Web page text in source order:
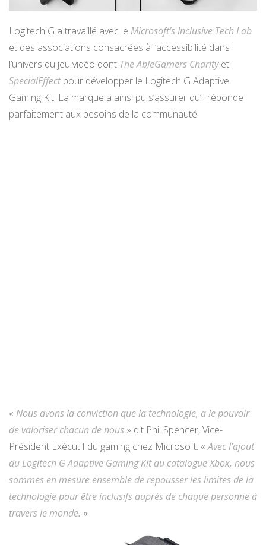
Logitech G a travaillé avec le Microsoft’s Inclusive Tech Lab
et des associations consacrées à l’accessibilité dans
l’univers du jeu vidéo dont The AbleGamers Charityet
SpecialEffectpour développer le Logitech G Adaptive
Gaming Kit. La marque a ainsi pu s’assurer qu’il réponde
parfaitement aux besoins de la communauté.
« Nous avons la conviction que la technologie, a le pouvoir
de valoriser chacun de nous » dit Phil Spencer, Vice-
Président Exécutif du gaming chez Microsoft. «Avec l’ajout
du Logitech G Adaptive Gaming Kit au catalogue Xbox, nous
sommes en mesure ensemble de repousser les limites de la
technologie pour être inclusifs auprès de chaque personne à
travers le monde. »